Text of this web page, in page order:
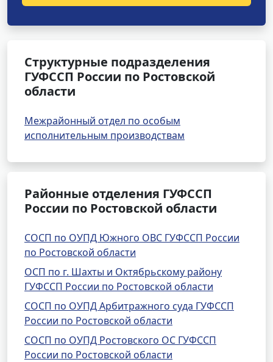
Структурные подразделения
ГУФССП России по Ростовской
области
Межрайонный отдел по особым
исполнительным производствам
Районные отделения ГУФССП
России по Ростовской области
СОСП по ОУПД Южного ОВС ГУФССП России
по Ростовской области
ОСП по г. Шахты и Октябрьскому району
ГУФССП России по Ростовской области
СОСП по ОУПД Арбитражного суда ГУФССП
России по Ростовской области
СОСП по ОУПД Ростовского ОС ГУФССП
России по Ростовской области